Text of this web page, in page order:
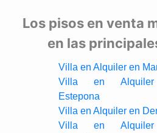
Los pisos en venta
en las
Villa en Alquiler en
Villa en
Estepona
Villa en Alquiler en
Villa en